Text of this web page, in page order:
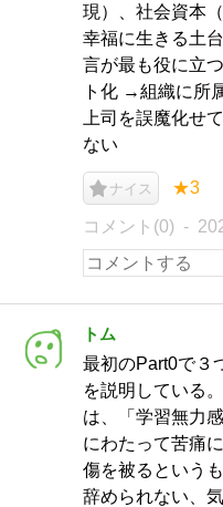
現）、社会資本
幸福に生きる土
言が最も役に立
ト化 →組織に所
上司を誤魔化せ
ない
ナイス ★3
コメント(0)
トム
最初のPart0で３
を説明している
は、「学習無力
にわたって苦痛
傷を被るという
辞められない、